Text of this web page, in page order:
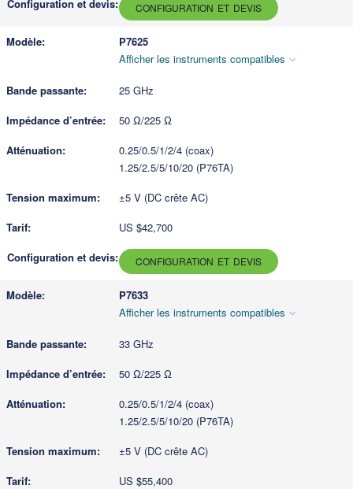
CONFIGURATION ET DEVIS
P7625
Afficher les instruments compatibles
25 GHz
50 Ω/225 Ω
0.25/0.5/1/2/4 (coax)
1.25/2.5/5/10/20 (P76TA)
±5 V (DC crête AC)
US $42,700
CONFIGURATION ET DEVIS
P7633
Afficher les instruments compatibles
33 GHz
50 Ω/225 Ω
0.25/0.5/1/2/4 (coax)
1.25/2.5/5/10/20 (P76TA)
±5 V (DC crête AC)
US $55,400